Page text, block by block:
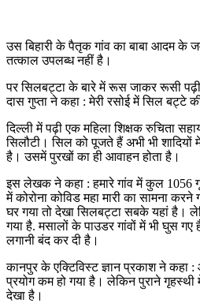
उस बिहारी के पैतृक गांव का बाबा आदम के
तत्काल उपलब्ध नहीं है।
पर सिलबट्टा के बारे में रूस जाकर रूसी
दास गुप्ता ने कहा : मेरी रसोई में सिल बट्टे
दिल्ली में पढ़ी एक महिला शिक्षक रुचिता
सिलौटी। सिल को पूजते हैं अभी भी शादियों
है। उसमें पुरखों का ही आवाहन होता है।
इस लेखक ने कहा : हमारे गांव में कुल 1056
में कोरोना कोविड महा मारी का सामना
घर गया तो देखा सिलबट्टा सबके यहां है।
गया है. मसालों के पाउडर गांवों में भी घुस
लगानी बंद कर दी है।
कानपुर के एक्टिविस्ट ज्ञान प्रकाश ने कहा
प्रयोग कम हो गया है। लेकिन पुराने
देखा है।